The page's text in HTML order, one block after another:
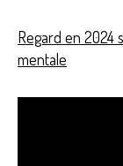
Regard en 2024
mentale